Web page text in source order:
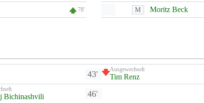
78' M Moritz Beck
43' Ausgewechselt
Tim Renz
Bichinashvili 46'